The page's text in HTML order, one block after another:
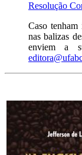
Resolução
Caso
nas balizas
enviem a